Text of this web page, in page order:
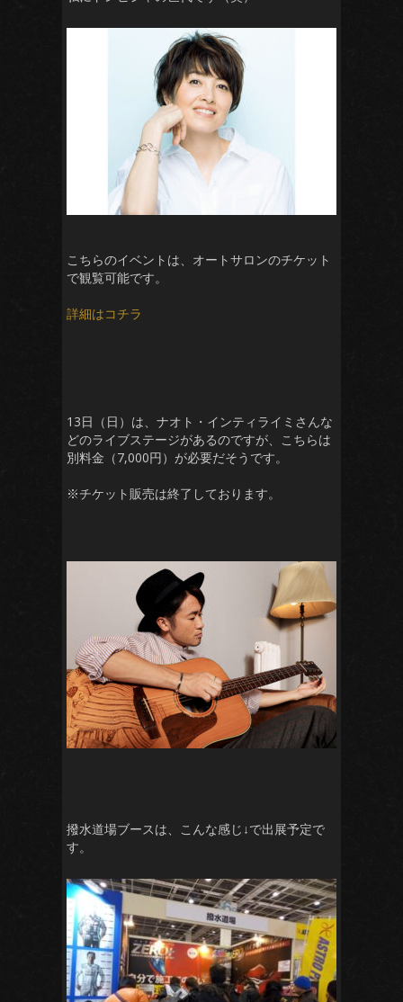
こちらのイベントは、オートサロンのチケット
で観覧可能です。
詳細はコチラ
13日（日）は、ナオト・インティライミさんな
どのライブステージがあるのですが、こちらは
別料金（7,000円）が必要だそうです。
※チケット販売は終了しております。
撥水道場ブースは、こんな感じ↓で出展予定で
す。